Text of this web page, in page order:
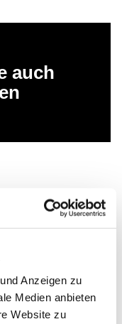
Anzeigen zu
Medien anbieten
Website zu
auch